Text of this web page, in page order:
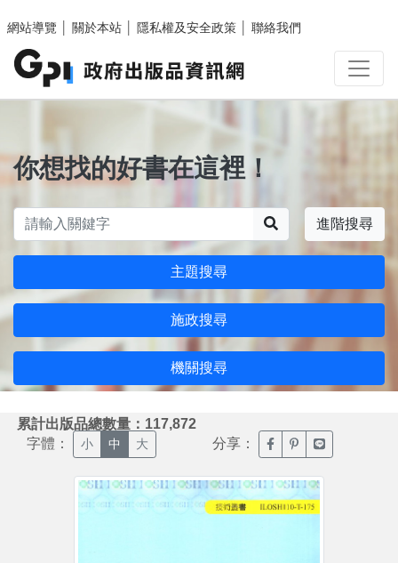
網站導覽
關於本站 隱私權及安全政策 聯絡我們
你想找的好書在這裡！
進階搜尋
主題搜尋
施政搜尋
機關搜尋
累計出版品總數量：117,872
字體： 小 中 大 分享： 臉書分享(另開新視窗)
噗浪分享(另開新
Line分享(另